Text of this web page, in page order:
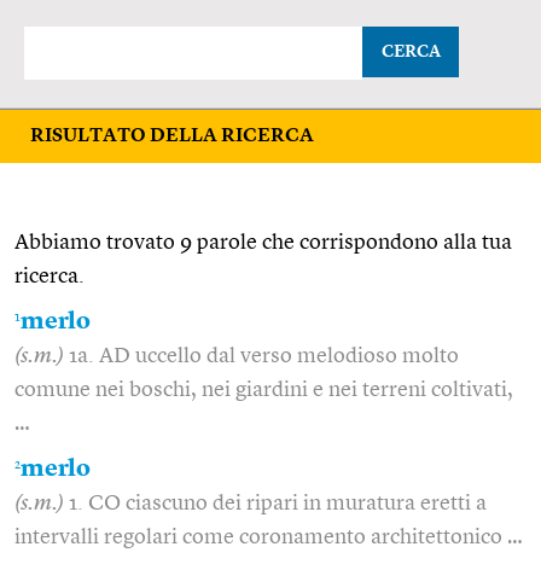
CERCA
RISULTATO DELLA RICERCA
Abbiamo trovato 9 parole che corrispondono alla tua
ricerca.
1merlo
(s.m.) 1a. AD uccello dal verso melodioso molto
comune nei boschi, nei giardini e nei terreni coltivati,
…
2merlo
(s.m.) 1. CO ciascuno dei ripari in muratura eretti a
intervalli regolari come coronamento architettonico …